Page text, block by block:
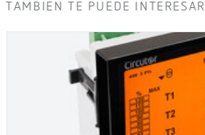
TAMBIÉN TE PUEDE INTERESAR